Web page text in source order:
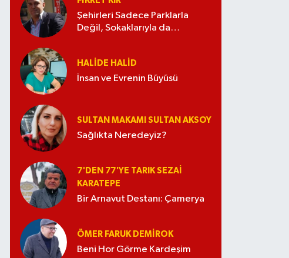
Şehirleri Sadece Parklarla
Değil, Sokaklarıyla da
HALIDE HALID
İnsan ve Evrenin Büyüsü
SULTAN MAKAMI SULTAN AKSOY
Sağlıkta Neredeyiz?
7'DEN 77'YE TARIK SEZAI
KARATEPE
Bir Arnavut Destanı: Çamerya
ÖMER FARUK DEMIROK
Beni Hor Görme Kardeşim